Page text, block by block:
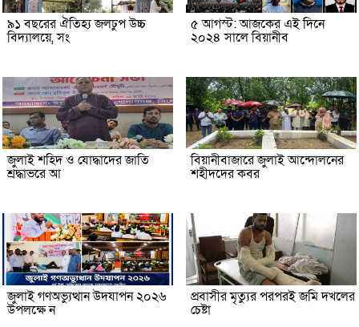
৯১ বছরের ঐতিহ্য জলঢুপ উচ্চ
বিদ্যালয়ে, সং
৫ আগস্ট: আজকের এই দিনে
২০২৪ সালে বিয়ানীব
জুলাই শহিদ ও যোদ্ধাদের জাতি
শ্রদ্ধাভরে আ
বিয়ানীবাজারে জুলাই আন্দোলনের
শহীদদের কবর
জুলাই গণঅভ্যুত্থান উদযাপন ২০২৬
উপলক্ষে ন
প্রবাসীর মৃত্যুর পরপরই জমি দখলের
চেষ্টা